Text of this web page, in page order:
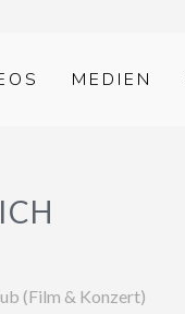
MEDIEN
(Film & Konzert)